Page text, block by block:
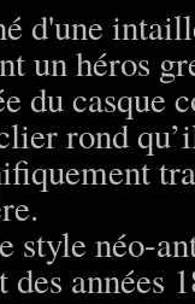
d'une
un héros
du casque
rond
style néo-
années